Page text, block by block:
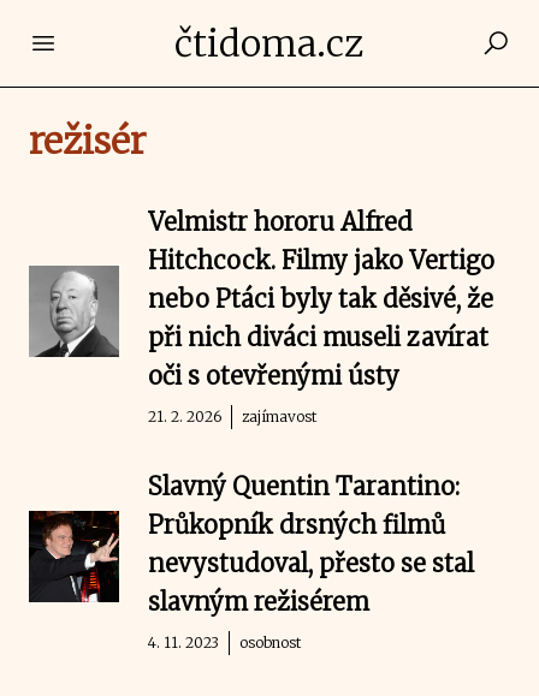
Open main menučtidoma.cz
režisér
Velmistr hororu Alfred
Hitchcock. Filmy jako Vertigo
nebo Ptáci byly tak děsivé, že
při nich diváci museli zavírat
oči s otevřenými ústy
21. 2. 2026 zajímavost
Slavný Quentin Tarantino:
Průkopník drsných filmů
nevystudoval, přesto se stal
slavným režisérem
4. 11. 2023 osobnost